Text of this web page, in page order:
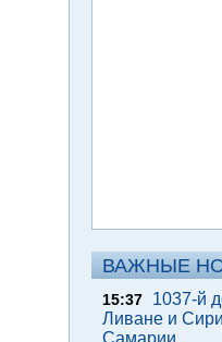
ВАЖНЫЕ
15:37
1037-й
Ливане и
Самарии